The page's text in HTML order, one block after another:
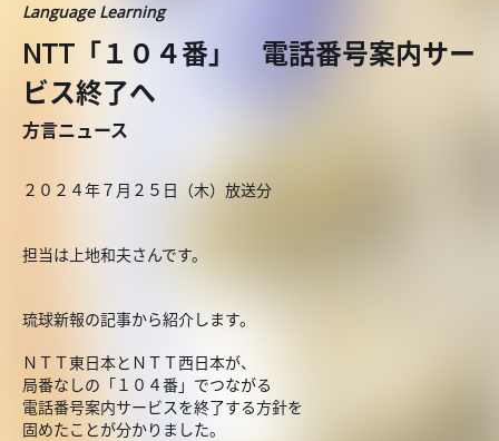
Language Learning
NTT「１０４番」 電話番号案内サー
ビス終了へ
方言ニュース
２０２４年７月２５日（木）放送分
担当は上地和夫さんです。
琉球新報の記事から紹介します。
ＮＴＴ東日本とＮＴＴ西日本が、
局番なしの「１０４番」でつながる
電話番号案内サービスを終了する方針を
固めたことが分かりました。